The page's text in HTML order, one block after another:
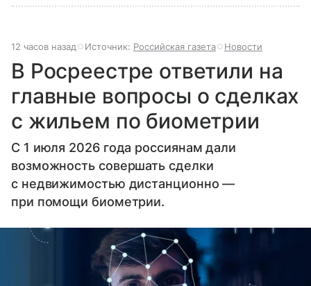
12 часов назад Источник: Российская газета Новости
В Росреестре ответили на
главные вопросы о сделках
с жильем по биометрии
С 1 июля 2026 года россиянам дали
возможность совершать сделки
с недвижимостью дистанционно —
при помощи биометрии.